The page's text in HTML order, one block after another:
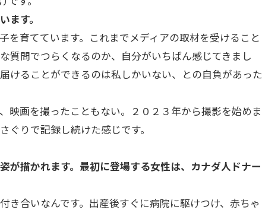
ます。
を育てています。これまでメディアの取材を受けること
質問でつらくなるのか、自分がいちばん感じてきまし
けることができるのは私しかいない、との自負があった
映画を撮ったこともない。２０２３年から撮影を始めま
ぐりで記録し続けた感じです。
描かれます。最初に登場する女性は、カナダ人ドナー
合いなんです。出産後すぐに病院に駆けつけ、赤ちゃ